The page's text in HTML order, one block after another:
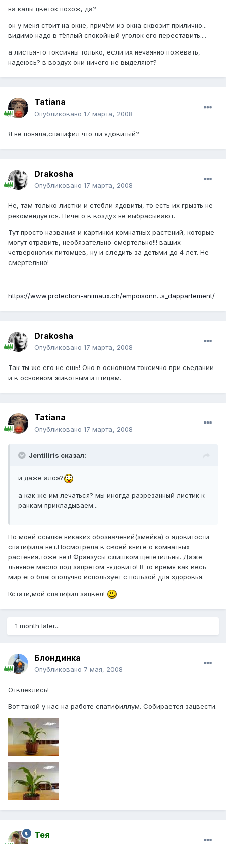
на калы цветок похож, да?
он у меня стоит на окне, причём из окна сквозит прилично...
видимо надо в тёплый спокойный уголок его переставить....
а листья-то токсичны только, если их нечаянно пожевать,
надеюсь? в воздух они ничего не выделяют?
Tatiana
Опубликовано 17 марта, 2008
Я не поняла,спатифил что ли ядовитый?
Drakosha
Опубликовано 17 марта, 2008
Не, там только листки и стебли ядовиты, то есть их грызть не
рекомендуется. Ничего в воздух не выбрасывают.
Тут просто названия и картинки комнатных растений, которые
могут отравить, необязательно смертельно!!! ваших
четвероногих питомцев, ну и следить за детьми до 4 лет. Не
смертельно!
https://www.protection-animaux.ch/empoisonn...s_dappartement/
Drakosha
Опубликовано 17 марта, 2008
Так ты же его не ешь! Оно в основном токсично при сьедании
и в основном животным и птицам.
Tatiana
Опубликовано 17 марта, 2008
Jentiliris сказал:
и даже алоэ?
а как же им лечаться? мы иногда разрезанный листик к
ранкам прикладываем...
По моей ссылке никаких обозначений(змейка) о ядовитости
спатифила нет.Посмотрела в своей книге о комнатных
растения,тоже нет! Франзусы слишком щепетильны. Даже
льняное масло под запретом -ядовито! В то время как весь
мир его благополучно использует с пользой для здоровья.
Кстати,мой спатифил зацвел!
1 month later...
Блондинка
Опубликовано 7 мая, 2008
Отвлеклись!
Вот такой у нас на работе спатифиллум. Собирается зацвести.
Тея